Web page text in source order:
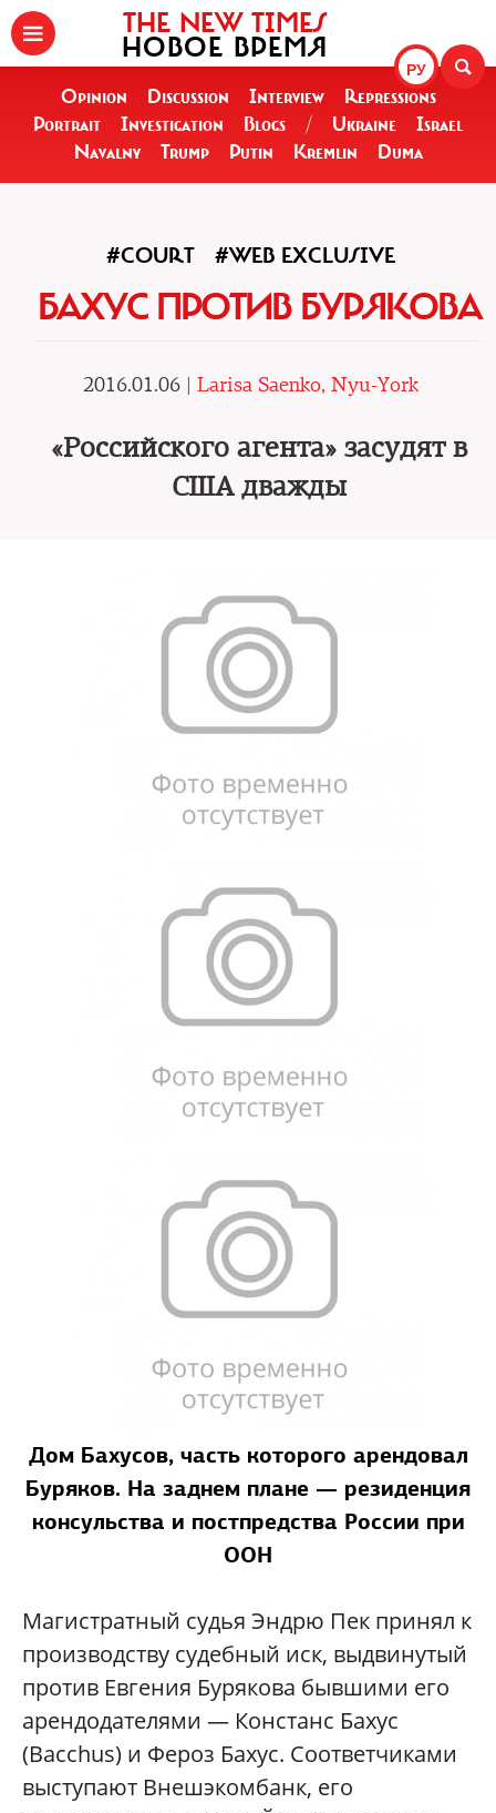
РУ
THE NEW TIMES
НОВОЕ ВРЕМЯ
Opinion Discussion Interview
Repressions
Portrait
Investigation Blogs / Ukraine
Israel
Navalny
Trump Putin Kremlin Duma
#COURT #WEB EXCLUSIVE
БАХУС ПРОТИВ БУРЯКОВА
2016.01.06 | Larisa Saenko, Nyu-York
«Российского агента» засудят в
США дважды
Дом Бахусов, часть которого арендовал
Буряков. На заднем плане — резиденция
консульства и постпредства России при
ООН
Магистратный судья Эндрю Пек принял к
производству судебный иск, выдвинутый
против Евгения Бурякова бывшими его
арендодателями — Констанс Бахус
(Bacchus) и Фероз Бахус. Соответчиками
выступают Внешэкомбанк, его